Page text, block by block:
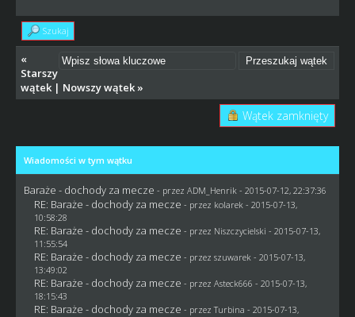
Szukaj
«
Starszy
wątek| Nowszy wątek»
Wątek zamknięty
Wiadomości w tym wątku
Baraże - dochody za mecze - przez ADM_Henrik - 2015-07-12, 22:37:36
RE: Baraże - dochody za mecze - przez kolarek - 2015-07-13,
10:58:28
RE: Baraże - dochody za mecze - przez Niszczycielski - 2015-07-13,
11:55:54
RE: Baraże - dochody za mecze - przez szuwarek - 2015-07-13,
13:49:02
RE: Baraże - dochody za mecze - przez Asteck666 - 2015-07-13,
18:15:43
RE: Baraże - dochody za mecze - przez Turbina - 2015-07-13,